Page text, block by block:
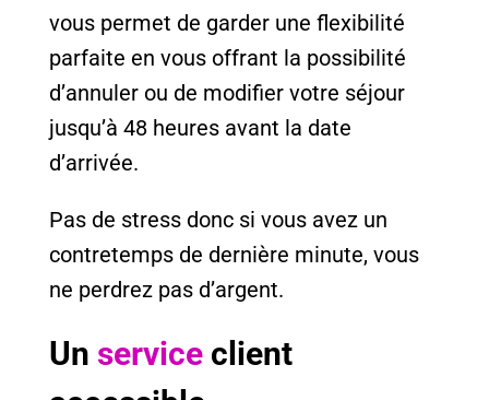
vous permet de garder une flexibilité
parfaite en vous offrant la possibilité
d’annuler ou de modifier votre séjour
jusqu’à 48 heures avant la date
d’arrivée.
Pas de stress donc si vous avez un
contretemps de dernière minute, vous
ne perdrez pas d’argent.
Un serviceclient